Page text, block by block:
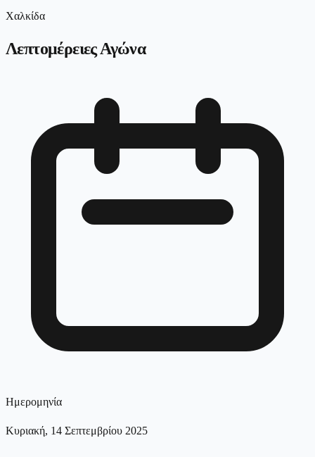
Χαλκίδα
Λεπτομέρειες Αγώνα
Ημερομηνία
Κυριακή, 14 Σεπτεμβρίου 2025